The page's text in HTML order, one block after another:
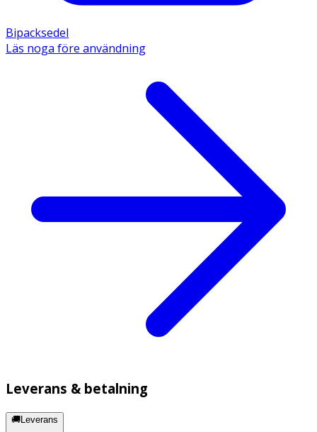
Bipacksedel
Läs noga före användning
Leverans & betalning
🚚Leverans